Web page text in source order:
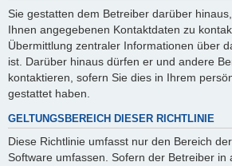
Sie gestatten dem Betreiber darüber
Ihnen angegebenen Kontaktdaten zu
Übermittlung zentraler Informationen über
ist. Darüber hinaus dürfen er und andere
kontaktieren, sofern Sie dies in Ihrem
gestattet haben.
GELTUNGSBEREICH DIESER RICHTLINIE
Diese Richtlinie umfasst nur den Bereich
Software umfassen. Sofern der Betreiber in